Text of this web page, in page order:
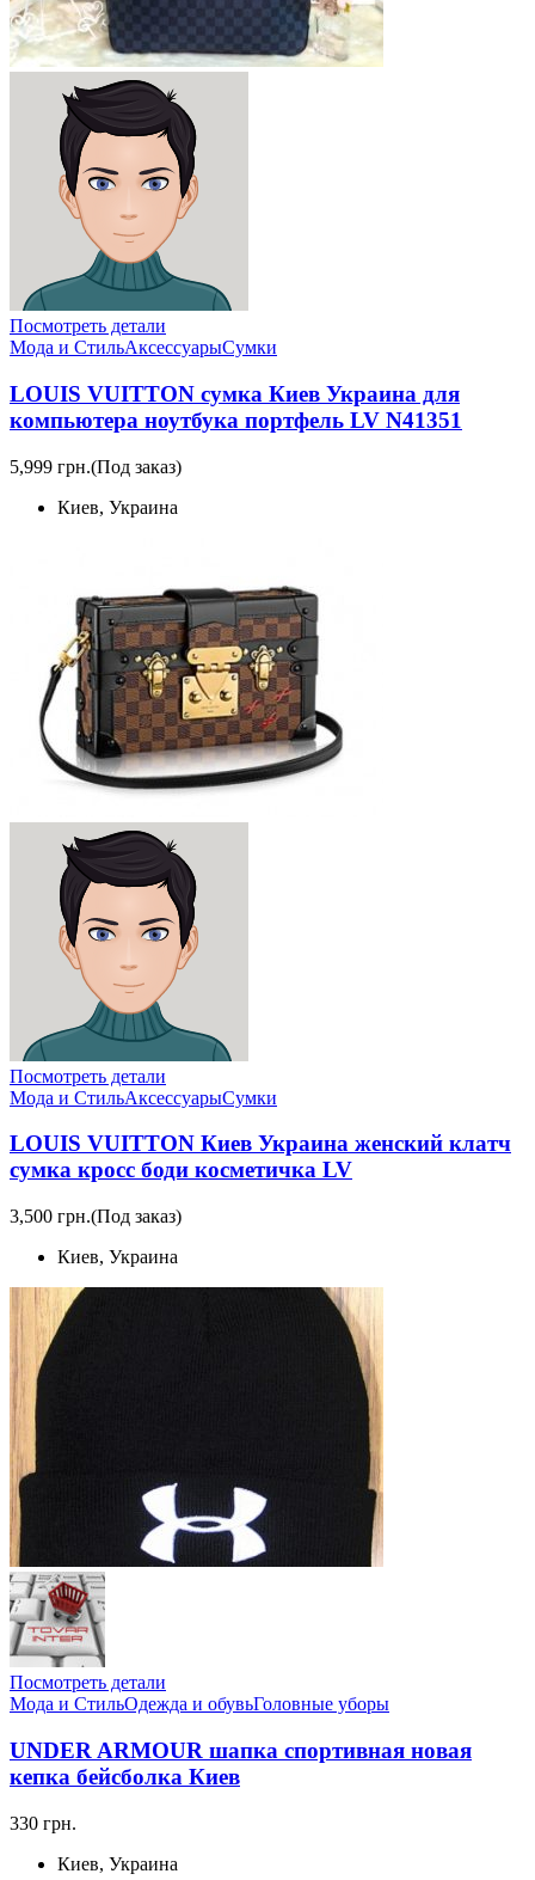
Посмотреть детали
Мода и СтильАксессуарыСумки
LOUIS VUITTON сумка Киев Украина для
компьютера ноутбука портфель LV N41351
5,999 грн.(Под заказ)
Киев, Украина
Посмотреть детали
Мода и СтильАксессуарыСумки
LOUIS VUITTON Киев Украина женский клатч
сумка кросс боди косметичка LV
3,500 грн.(Под заказ)
Киев, Украина
Посмотреть детали
Мода и СтильОдежда и обувьГоловные уборы
UNDER ARMOUR шапка спортивная новая
кепка бейсболка Киев
330 грн.
Киев, Украина